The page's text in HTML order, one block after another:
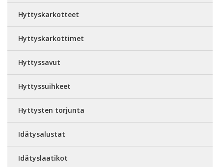
Hyttyskarkotteet
Hyttyskarkottimet
Hyttyssavut
Hyttyssuihkeet
Hyttysten torjunta
Idätysalustat
Idätyslaatikot